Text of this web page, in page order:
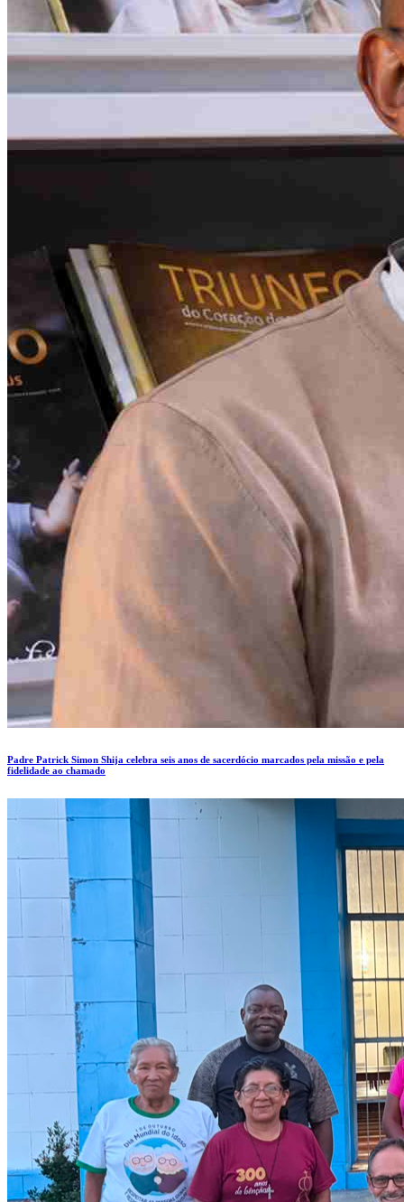
Padre Patrick Simon Shija celebra seis anos de sacerdócio marcados pela missão e pela
fidelidade ao chamado